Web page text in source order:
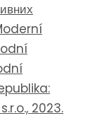
2023.